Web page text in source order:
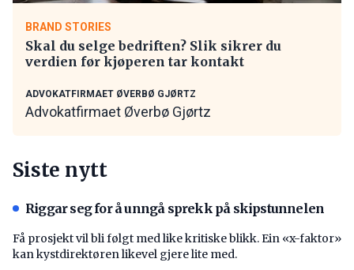
BRAND STORIES
Skal du selge bedriften? Slik sikrer du
verdien før kjøperen tar kontakt
ADVOKATFIRMAET ØVERBØ GJØRTZ
Advokatfirmaet Øverbø Gjørtz
Siste nytt
Riggar seg for å unngå sprekk på skipstunnelen
Få prosjekt vil bli følgt med like kritiske blikk. Ein «x-faktor»
kan kystdirektøren likevel gjere lite med.